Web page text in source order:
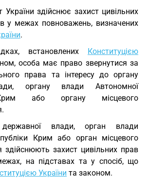
України здійснює захист цивільних
у межах повноважень, визначених
.
встановлених Конституцією
особа має право звернутися за
права та інтересу до органу
органу влади Автономної
або органу місцевого
влади, орган влади
Крим або орган місцевого
здійснюють захист цивільних прав
на підставах та у спосіб, що
України та законом.